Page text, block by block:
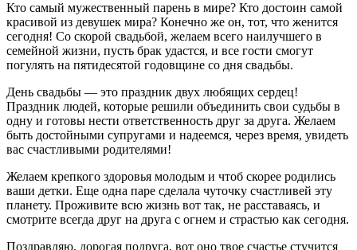
Кто самый мужественный парень в мире? Кто достоин самой
красивой из девушек мира? Конечно же он, тот, что женится
сегодня! Со скорой свадьбой, желаем всего наилучшего в
семейной жизни, пусть брак удастся, и все гости смогут
погулять на пятидесятой годовщине со дня свадьбы.
День свадьбы — это праздник двух любящих сердец!
Праздник людей, которые решили объединить свои судьбы в
одну и готовы нести ответственность друг за друга. Желаем
быть достойными супругами и надеемся, через время, увидеть
вас счастливыми родителями!
Желаем крепкого здоровья молодым и чтоб скорее родились
ваши детки. Еще одна паре сделала чуточку счастливей эту
планету. Проживите всю жизнь вот так, не расставаясь, и
смотрите всегда друг на друга с огнем и страстью как сегодня.
Поздравляю, дорогая подруга, вот оно твое счастье стучится